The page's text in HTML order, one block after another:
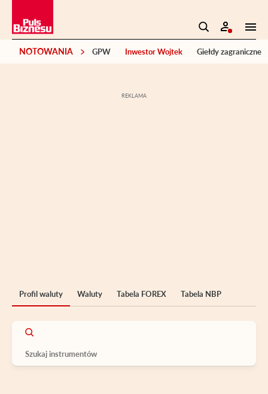
NOTOWANIA GPW Inwestor Wojtek Giełdy zagraniczne
Profil waluty Waluty Tabela FOREX Tabela NBP